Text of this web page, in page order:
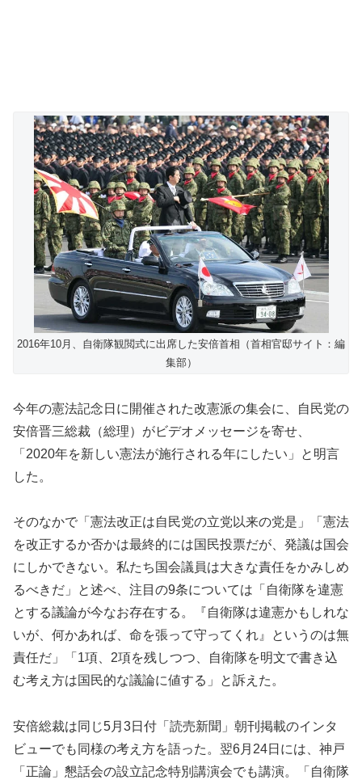
2016年10月、自衛隊観閲式に出席した安倍首相（首相官邸サイト：編
集部）
今年の憲法記念日に開催された改憲派の集会に、自民党の
安倍晋三総裁（総理）がビデオメッセージを寄せ、
「2020年を新しい憲法が施行される年にしたい」と明言
した。
そのなかで「憲法改正は自民党の立党以来の党是」「憲法
を改正するか否かは最終的には国民投票だが、発議は国会
にしかできない。私たち国会議員は大きな責任をかみしめ
るべきだ」と述べ、注目の9条については「自衛隊を違憲
とする議論が今なお存在する。『自衛隊は違憲かもしれな
いが、何かあれば、命を張って守ってくれ』というのは無
責任だ」「1項、2項を残しつつ、自衛隊を明文で書き込
む考え方は国民的な議論に値する」と訴えた。
安倍総裁は同じ5月3日付「読売新聞」朝刊掲載のインタ
ビューでも同様の考え方を語った。翌6月24日には、神戸
「正論」懇話会の設立記念特別講演会でも講演。「自衛隊